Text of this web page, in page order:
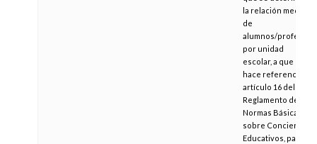
la relación media
de
alumnos/profesor
por unidad
escolar, a que
hace referencia el
artículo 16 del
Reglamento de
Normas Básicas
sobre Conciertos
Educativos, para